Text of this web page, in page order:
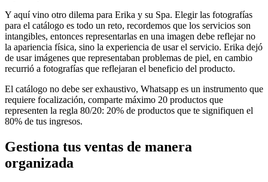
Y aquí vino otro dilema para Erika y su Spa. Elegir las fotografías
para el catálogo es todo un reto, recordemos que los servicios son
intangibles, entonces representarlas en una imagen debe reflejar no
la apariencia física, sino la experiencia de usar el servicio. Erika dejó
de usar imágenes que representaban problemas de piel, en cambio
recurrió a fotografías que reflejaran el beneficio del producto.
El catálogo no debe ser exhaustivo, Whatsapp es un instrumento que
requiere focalización, comparte máximo 20 productos que
representen la regla 80/20: 20% de productos que te signifiquen el
80% de tus ingresos.
Gestiona tus ventas de manera
organizada